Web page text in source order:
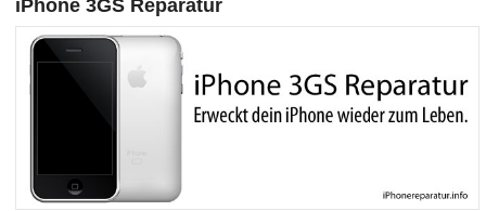
iPhone 3GS Reparatur